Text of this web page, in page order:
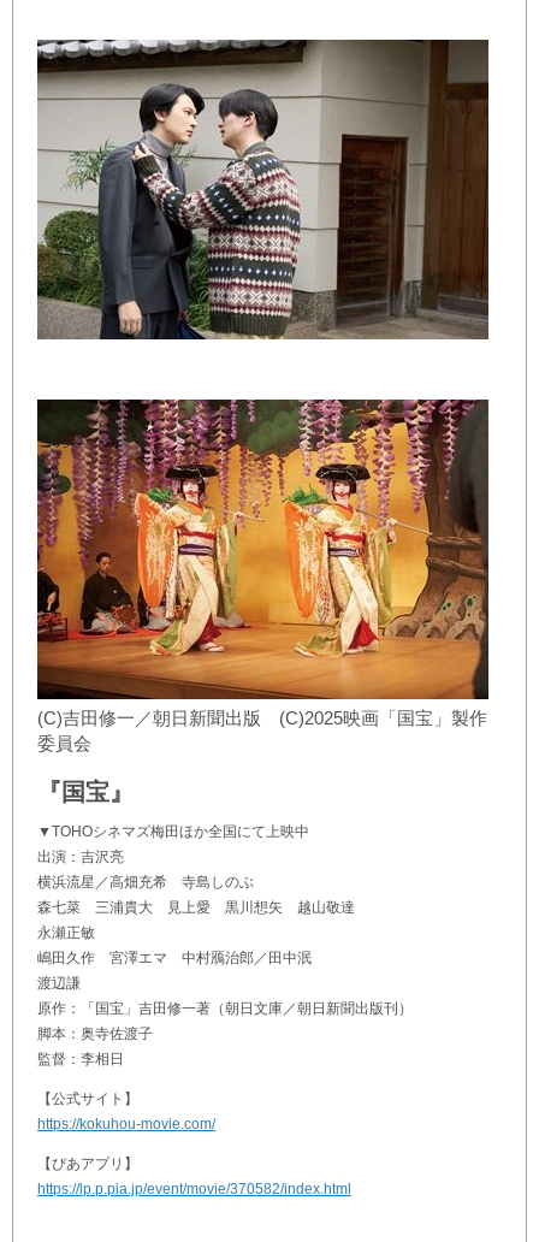
(C)吉田修一／朝日新聞出版 (C)2025映画「国宝」製作
委員会
『国宝』
▼TOHOシネマズ梅田ほか全国にて上映中
出演：吉沢亮
横浜流星／高畑充希 寺島しのぶ
森七菜 三浦貴大 見上愛 黒川想矢 越山敬達
永瀬正敏
嶋田久作 宮澤エマ 中村鴈治郎／田中泯
渡辺謙
原作：「国宝」吉田修一著（朝日文庫／朝日新聞出版刊）
脚本：奥寺佐渡子
監督：李相日
【公式サイト】
https://kokuhou-movie.com/
【ぴあアプリ】
https://lp.p.pia.jp/event/movie/370582/index.html